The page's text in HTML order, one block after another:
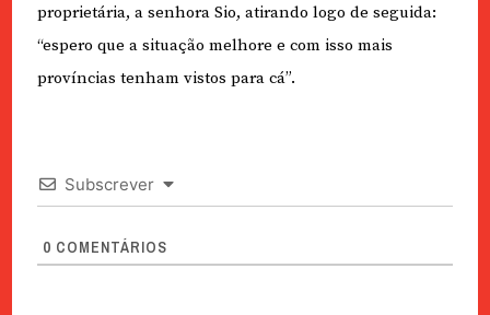
proprietária, a senhora Sio, atirando logo de seguida:
“espero que a situação melhore e com isso mais
províncias tenham vistos para cá”.
Subscrever
0 COMENTÁRIOS